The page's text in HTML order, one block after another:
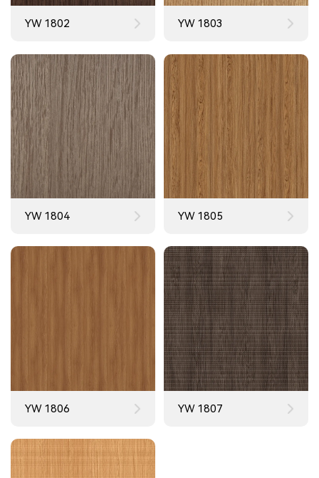
YW 1802 YW 1803
YW 1804 YW 1805
YW 1806 YW 1807